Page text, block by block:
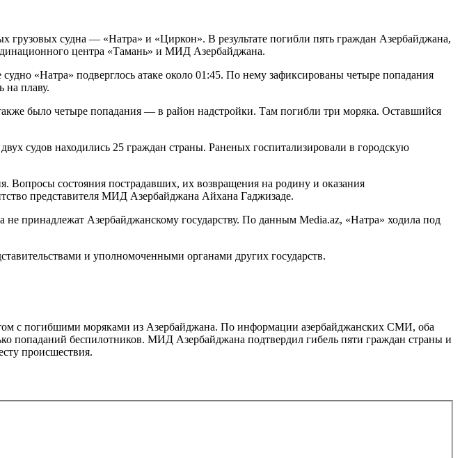
грузовых судна — «Натра» и «Циркон». В результате погибли пять граждан Азербайджана,
центра «Тамань» и МИД Азербайджана.
«Натра» подверглось атаке около 01:45. По нему зафиксированы четыре попадания
на плаву.
было четыре попадания — в район надстройки. Там погибли три моряка. Оставшийся
судов находились 25 граждан страны. Раненых госпитализировали в городскую
Вопросы состояния пострадавших, их возвращения на родину и оказания
представителя МИД Азербайджана Айхана Гаджизаде.
принадлежат Азербайджанскому государству. По данным Media.az, «Натра» ходила под
и уполномоченными органами других государств.
с погибшими моряками из Азербайджана. По информации азербайджанских СМИ, оба
попаданий беспилотников. МИД Азербайджана подтвердил гибель пяти граждан страны и
происшествия.